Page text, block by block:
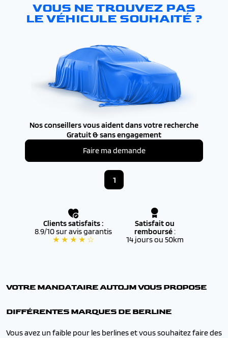
VOUS NE TROUVEZ PAS
LE VÉHICULE SOUHAITÉ ?
Nos conseillers vous aident dans votre recherche
Gratuit & sans engagement
Faire ma demande
1
Clients satisfaits :
8.9/10 sur avis garantis
★ ★ ★ ★ ☆
Satisfait ou
remboursé:
14 jours ou 50km
VOTRE MANDATAIRE AUTOJM VOUS PROPOSE
DIFFÉRENTES MARQUES DE BERLINE
Vous avez un faible pour les berlines et vous souhaitez faire des